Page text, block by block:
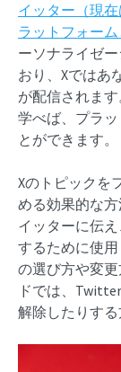
イッター（現
ラットフォー
ーソナライゼ
おり、Xではあ
が配信されま
学べば、プラ
とができます。
Xのトピックを
める効果的な
イッターに伝
するために使
の選び方や変
ドでは、
解除したりする